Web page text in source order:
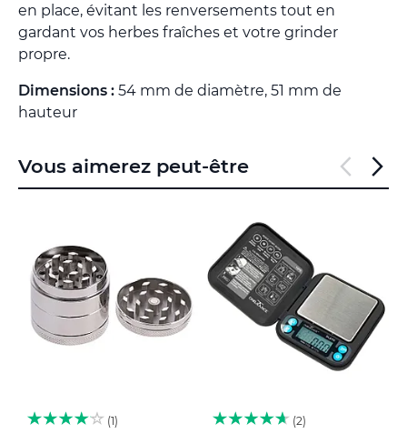
en place, évitant les renversements tout en
gardant vos herbes fraîches et votre grinder
propre.
Dimensions : 54 mm de diamètre, 51 mm de
hauteur
Vous aimerez peut-être
1 2